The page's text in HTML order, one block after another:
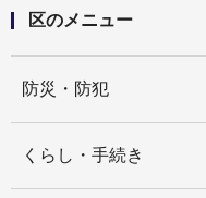
区のメニュー
防災・防犯
くらし・手続き